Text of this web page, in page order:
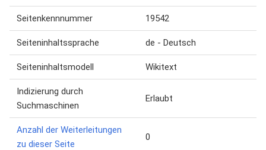
Seitenkennnummer 19542
Seiteninhaltssprache de - Deutsch
Seiteninhaltsmodell Wikitext
Indizierung durch
Suchmaschinen
Erlaubt
Anzahl der Weiterleitungen
zu dieser Seite
0